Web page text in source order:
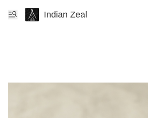
Indian Zeal